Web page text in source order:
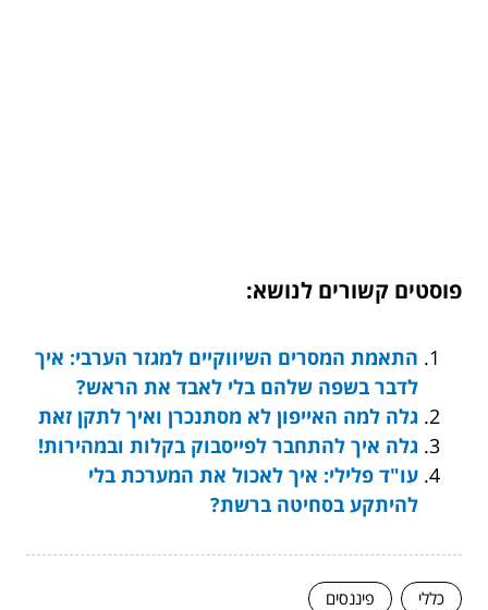
פוסטים קשורים לנושא:
התאמת המסרים השיווקיים למגזר הערבי: איך
לדבר בשפה שלהם בלי לאבד את הראש?
גלה למה האייפון לא מסתנכרן ואיך לתקן זאת
גלה איך להתחבר לפייסבוק בקלות ובמהירות!
עו"ד פלילי: איך לאכול את המערכת בלי
להיתקע בסחיטה ברשת?
כללי פיננסים